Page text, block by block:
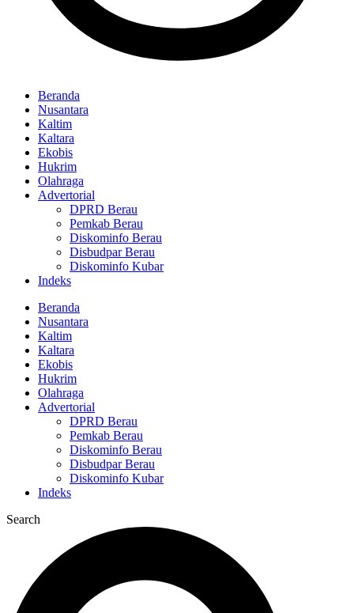
Beranda
Nusantara
Kaltim
Kaltara
Ekobis
Hukrim
Olahraga
Advertorial
DPRD Berau
Pemkab Berau
Diskominfo Berau
Disbudpar Berau
Diskominfo Kubar
Indeks
Beranda
Nusantara
Kaltim
Kaltara
Ekobis
Hukrim
Olahraga
Advertorial
DPRD Berau
Pemkab Berau
Diskominfo Berau
Disbudpar Berau
Diskominfo Kubar
Indeks
Search